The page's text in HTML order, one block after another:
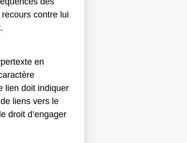
contre lui
en
lien doit indiquer
liens vers le
droit d’engager